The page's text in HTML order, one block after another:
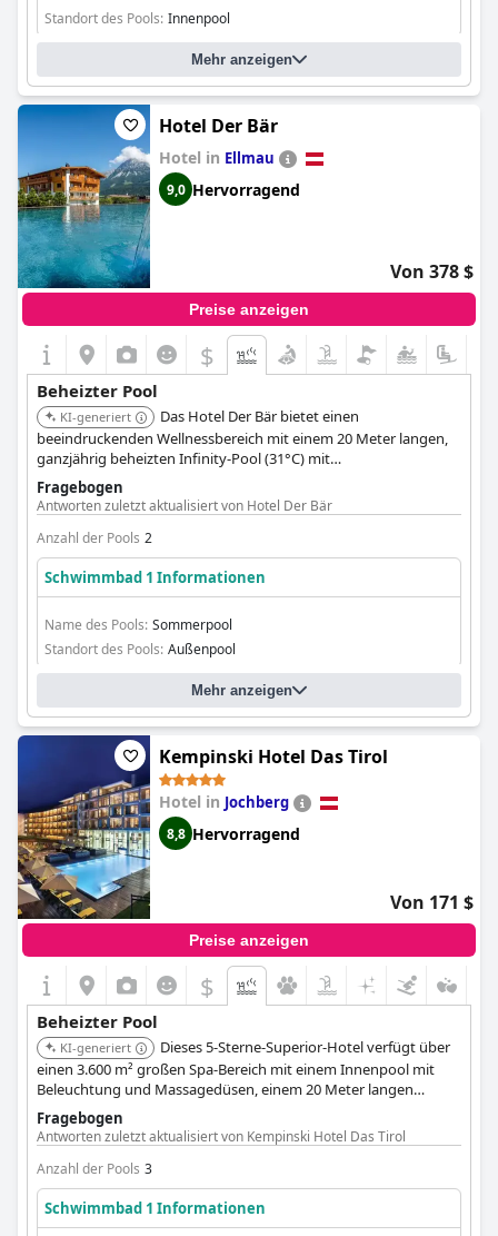
Standort des Pools: Innenpool
Mehr anzeigen
Hotel Der Bär
Hotel in Ellmau
9,0 Hervorragend
Von 378 $
Preise anzeigen
$
Beheizter Pool
KI-generiert
Das Hotel Der Bär bietet einen
beeindruckenden Wellnessbereich mit einem 20 Meter langen,
ganzjährig beheizten Infinity-Pool (31°C) mit
atemberaubendem Blick auf das Wilder Kaiser Gebirge. Es
umfasst auch einen ganzjährig beheizten Innenpool und einen
30 Meter langen beheizten Außenpool, der im Sommer zur
Verfügung steht, um vielfältige Optionen für die Gäste zu
gewährleisten.
Fragebogen
Antworten zuletzt aktualisiert von Hotel Der Bär
Anzahl der Pools 2
Schwimmbad 1 Informationen
Name des Pools: Sommerpool
Standort des Pools: Außenpool
Mehr anzeigen
Kempinski Hotel Das Tirol
Hotel in Jochberg
8,8 Hervorragend
Von 171 $
Preise anzeigen
$
Beheizter Pool
KI-generiert
Dieses 5-Sterne-Superior-Hotel verfügt über
einen 3.600 m² großen Spa-Bereich mit einem Innenpool mit
Beleuchtung und Massagedüsen, einem 20 Meter langen
beheizten Sport-Außenpool (30°C) mit Bergblick und einem
einzigartigen Sole-Außenpool (34°C) mit schwimmenden Liegen.
Fragebogen
Antworten zuletzt aktualisiert von Kempinski Hotel Das Tirol
Anzahl der Pools 3
Schwimmbad 1 Informationen